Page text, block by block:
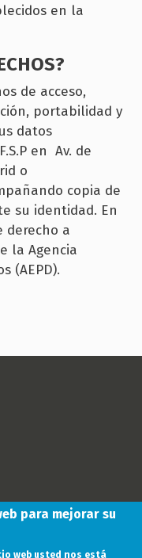
en la
de acceso,
portabilidad y
datos
en Av. de
o
copia de
su identidad. En
derecho a
la Agencia
(AEPD).
para mejorar su
web usted nos está